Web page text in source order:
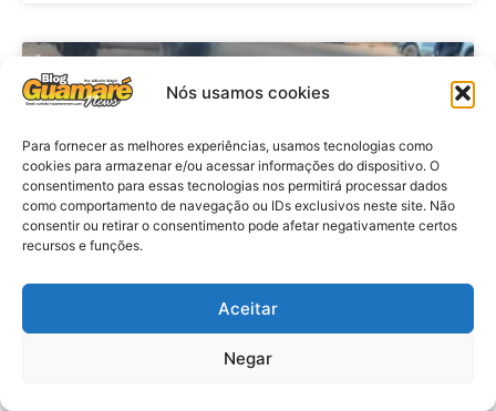
Nós usamos cookies
Para fornecer as melhores experiências, usamos tecnologias como
cookies para armazenar e/ou acessar informações do dispositivo. O
consentimento para essas tecnologias nos permitirá processar dados
como comportamento de navegação ou IDs exclusivos neste site. Não
consentir ou retirar o consentimento pode afetar negativamente certos
recursos e funções.
Aceitar
Negar
Acidente: A caminho do trabalho
professora se envolve em